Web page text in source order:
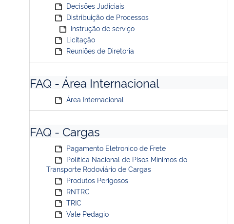
Decisões Judiciais
Distribuição de Processos
Instrução de serviço
Licitação
Reuniões de Diretoria
FAQ - Área Internacional
Área Internacional
FAQ - Cargas
Pagamento Eletronico de Frete
Política Nacional de Pisos Mínimos do
Transporte Rodoviário de Cargas
Produtos Perigosos
RNTRC
TRIC
Vale Pedagio